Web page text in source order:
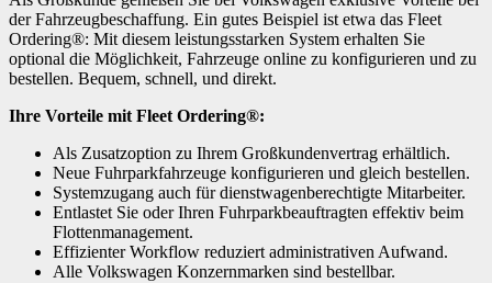
der Fahrzeugbeschaffung. Ein gutes Beispiel ist etwa das Fleet
Ordering®: Mit diesem leistungsstarken System erhalten Sie
optional die Möglichkeit, Fahrzeuge online zu konfigurieren und zu
bestellen. Bequem, schnell, und direkt.
Ihre Vorteile mit Fleet Ordering®:
Als Zusatzoption zu Ihrem Großkundenvertrag erhältlich.
Neue Fuhrparkfahrzeuge konfigurieren und gleich bestellen.
Systemzugang auch für dienstwagenberechtigte Mitarbeiter.
Entlastet Sie oder Ihren Fuhrparkbeauftragten effektiv beim
Flottenmanagement.
Effizienter Workflow reduziert administrativen Aufwand.
Alle Volkswagen Konzernmarken sind bestellbar.